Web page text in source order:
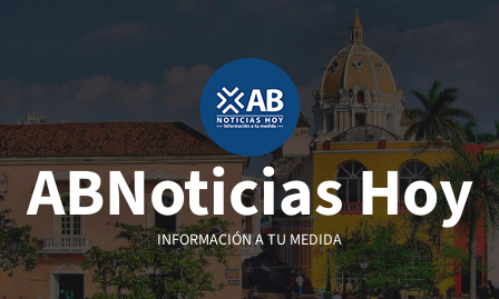
ABNoticias Hoy
INFORMACIÓN A TU MEDIDA